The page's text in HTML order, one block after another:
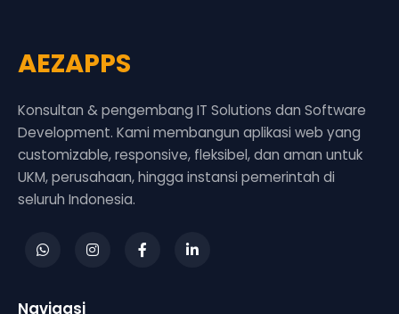
AEZAPPS
Konsultan & pengembang IT Solutions dan Software
Development. Kami membangun aplikasi web yang
customizable, responsive, fleksibel, dan aman untuk
UKM, perusahaan, hingga instansi pemerintah di
seluruh Indonesia.
Navigasi